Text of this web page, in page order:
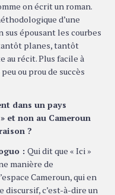
on écrit un roman.
d’une
épousant les courbes
planes, tantôt
au récit. Plus facile à
ou prou de succès
dans un pays
et non au Cameroun
?
:Qui dit que « Ici »
manière de
Cameroun, qui en
discursif, c’est-à-dire un